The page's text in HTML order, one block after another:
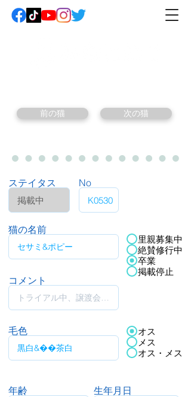
前の猫 次の猫
ステイタス No
猫の名前
コメント
里親募集中
絶賛修行中
卒業
掲載停止
毛色
オス
メス
オス・メス
年齢 生年月日